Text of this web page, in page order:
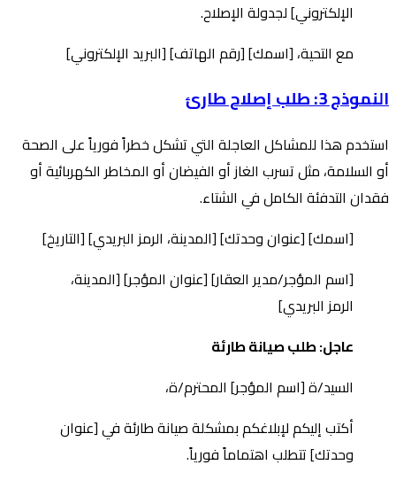
الإلكتروني] لجدولة الإصلاح.
مع التحية، [اسمك] [رقم الهاتف] [البريد الإلكتروني]
النموذج 3: طلب إصلاح طارئ
استخدم هذا للمشاكل العاجلة التي تشكل خطراً فورياً على الصحة
أو السلامة، مثل تسرب الغاز أو الفيضان أو المخاطر الكهربائية أو
فقدان التدفئة الكامل في الشتاء.
[اسمك] [عنوان وحدتك] [المدينة، الرمز البريدي] [التاريخ]
[اسم المؤجر/مدير العقار] [عنوان المؤجر] [المدينة،
الرمز البريدي]
عاجل: طلب صيانة طارئة
السيد/ة [اسم المؤجر] المحترم/ة،
أكتب إليكم لإبلاغكم بمشكلة صيانة طارئة في [عنوان
وحدتك] تتطلب اهتماماً فورياً.